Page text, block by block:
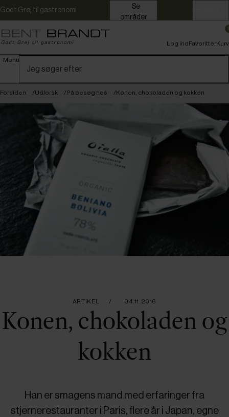
Godt Grej til gastronomi
områder
Menu
Log indFavoritterKurv
Forsiden Udforsk På besøg hos Konen, chokoladen og kokken
ARTIKEL 04.11.2016
Konen, chokoladen og
kokken
Han er smagens mand med erfaringer fra
stjernerestauranter i Paris, flere år i Japan, egne